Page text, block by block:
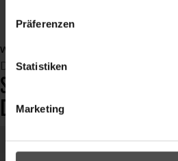
Präferenzen
Statistiken
Marketing
bikehandschuhe
weiterlesen ...
Dienstag, 16 Februar 2021 08:52
SKI
D`AMPEZZO